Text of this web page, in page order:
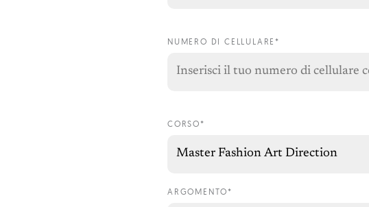
NUMERO DI CELLULARE*
CORSO*
ARGOMENTO*